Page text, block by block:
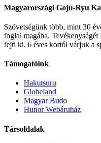
Magyarországi Goju-Ryu
Szövetségünk több, mint 30
foglal magába. Tevékenységét
fejti ki. 6 éves kortól várjuk a
Támogatóink
Hakutsuru
Globeland
Magyar Budo
Hunor Webáruház
Társoldalak